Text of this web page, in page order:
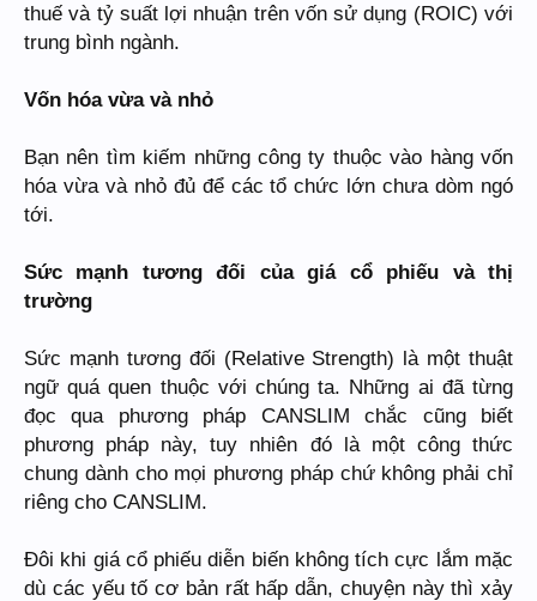
thuế và tỷ suất lợi nhuận trên vốn sử dụng (ROIC) với
trung bình ngành.
Vốn hóa vừa và nhỏ
Bạn nên tìm kiếm những công ty thuộc vào hàng vốn
hóa vừa và nhỏ đủ để các tổ chức lớn chưa dòm ngó
tới.
Sức mạnh tương đối của giá cổ phiếu và thị
trường
Sức mạnh tương đối (Relative Strength) là một thuật
ngữ quá quen thuộc với chúng ta. Những ai đã từng
đọc qua phương pháp CANSLIM chắc cũng biết
phương pháp này, tuy nhiên đó là một công thức
chung dành cho mọi phương pháp chứ không phải chỉ
riêng cho CANSLIM.
Đôi khi giá cổ phiếu diễn biến không tích cực lắm mặc
dù các yếu tố cơ bản rất hấp dẫn, chuyện này thì xảy